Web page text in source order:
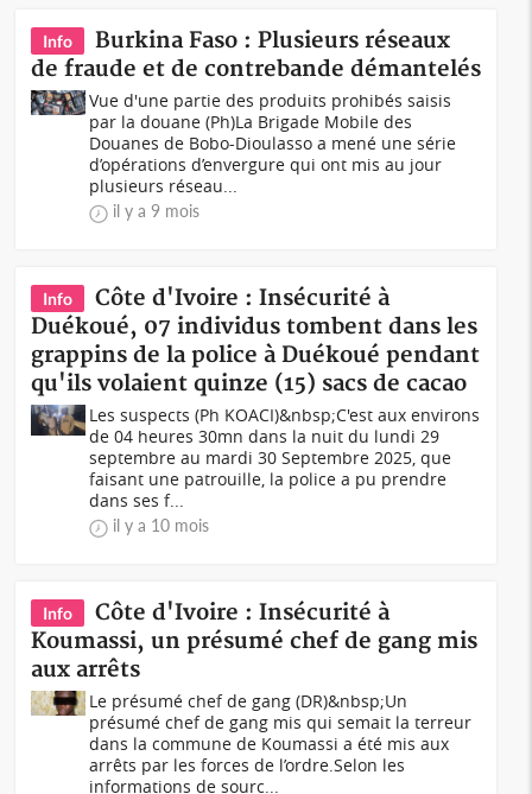
Info
Burkina Faso : Plusieurs réseaux
de fraude et de contrebande démantelés
Vue d'une partie des produits prohibés saisis
par la douane (Ph)La Brigade Mobile des
Douanes de Bobo-Dioulasso a mené une série
d’opérations d’envergure qui ont mis au jour
plusieurs réseau...
il y a 9 mois
Info
Côte d'Ivoire : Insécurité à
Duékoué, 07 individus tombent dans les
grappins de la police à Duékoué pendant
qu'ils volaient quinze (15) sacs de cacao
Les suspects (Ph KOACI)&nbsp;C'est aux environs
de 04 heures 30mn dans la nuit du lundi 29
septembre au mardi 30 Septembre 2025, que
faisant une patrouille, la police a pu prendre
dans ses f...
il y a 10 mois
Info
Côte d'Ivoire : Insécurité à
Koumassi, un présumé chef de gang mis
aux arrêts
Le présumé chef de gang (DR)&nbsp;Un
présumé chef de gang mis qui semait la terreur
dans la commune de Koumassi a été mis aux
arrêts par les forces de l’ordre.Selon les
informations de sourc...